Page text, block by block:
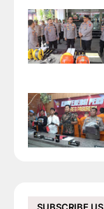
SUBSCRIBE US